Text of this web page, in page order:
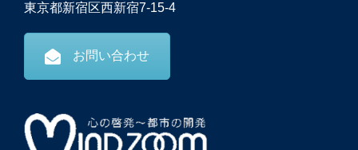
東京都新宿区西新宿7-15-4
お問い合わせ